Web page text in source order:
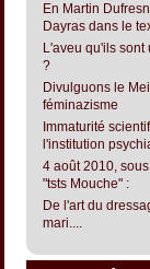
En Martin
Dayras dans le
L'aveu qu'ils sont
?
Divulguons le
féminazisme
Immaturité
l'institution
4 août 2010,
"tsts Mouche" :
De l'art du
mari....